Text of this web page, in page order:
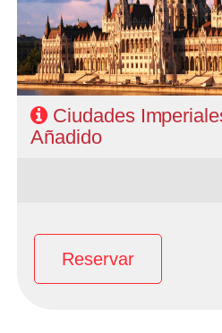
Ciudades
Añadido
Reservar